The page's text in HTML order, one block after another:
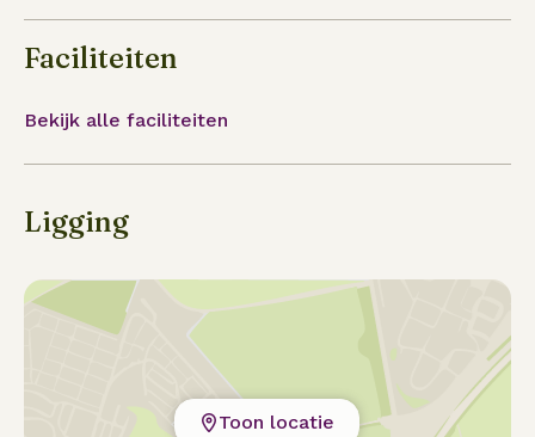
minimarkt voor noodzakelijke benodigdheden.
Faciliteiten
Bekijk alle faciliteiten
Ligging
Toon locatie